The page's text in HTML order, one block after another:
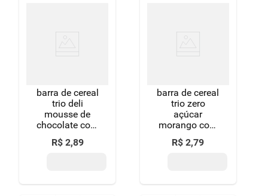
barra de cereal
trio deli
mousse de
chocolate com
recheio e
cobertura de
R$ 2,89
barra de cereal
trio zero
açúcar
morango com
chocolate 18g
R$ 2,79
detergente